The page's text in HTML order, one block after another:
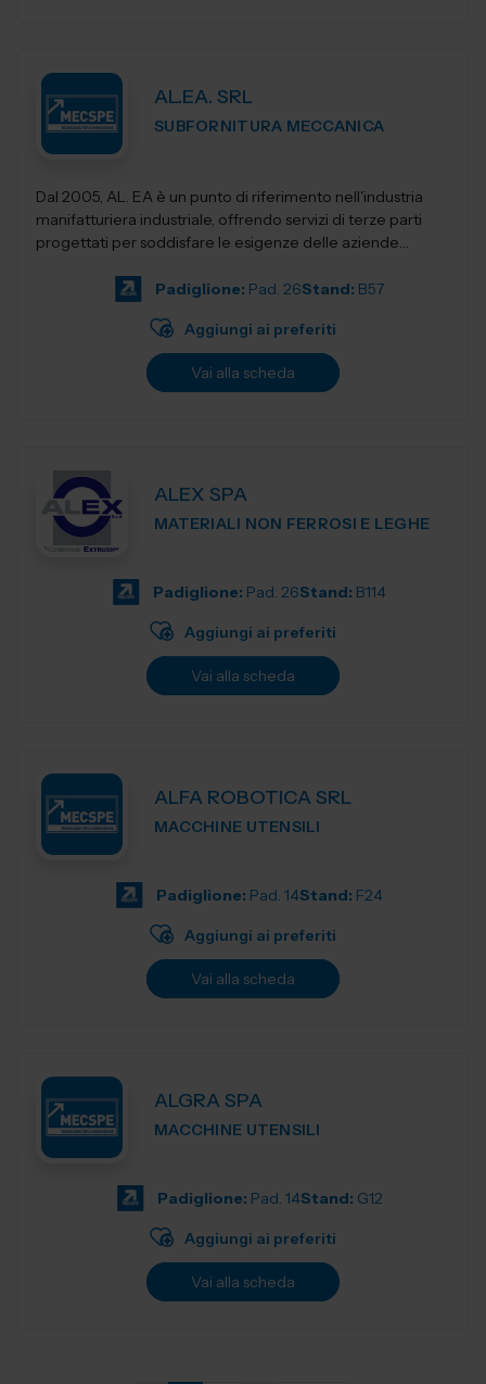
AL.EA. SRL
SUBFORNITURA MECCANICA
Dal 2005, AL. EA è un punto di riferimento nell'industria
manifatturiera industriale, offrendo servizi di terze parti
progettati per soddisfare le esigenze delle aziende
Padiglione: Pad. 26Stand: B57
Aggiungi ai preferiti
Vai alla scheda
ALEX SPA
MATERIALI NON FERROSI E LEGHE
Padiglione: Pad. 26Stand: B114
Aggiungi ai preferiti
Vai alla scheda
ALFA ROBOTICA SRL
MACCHINE UTENSILI
Padiglione: Pad. 14Stand: F24
Aggiungi ai preferiti
Vai alla scheda
ALGRA SPA
MACCHINE UTENSILI
Padiglione: Pad. 14Stand: G12
Aggiungi ai preferiti
Vai alla scheda